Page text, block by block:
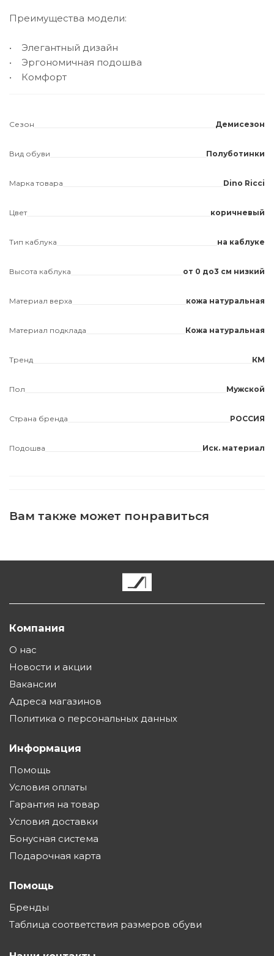
Преимущества модели:
• Элегантный дизайн
• Эргономичная подошва
• Комфорт
Сезон Демисезон
Вид обуви Полуботинки
Марка товара Dino Ricci
Цвет коричневый
Тип каблука на каблуке
Высота каблука от 0 до3 см низкий
Материал верха кожа натуральная
Материал подклада Кожа натуральная
Тренд КМ
Пол Мужской
Страна бренда РОССИЯ
Подошва Иск. материал
Вам также может понравиться
Компания
О нас
Новости и акции
Вакансии
Адреса магазинов
Политика о персональных данных
Информация
Помощь
Условия оплаты
Гарантия на товар
Условия доставки
Бонусная система
Подарочная карта
Помощь
Бренды
Таблица соответствия размеров обуви